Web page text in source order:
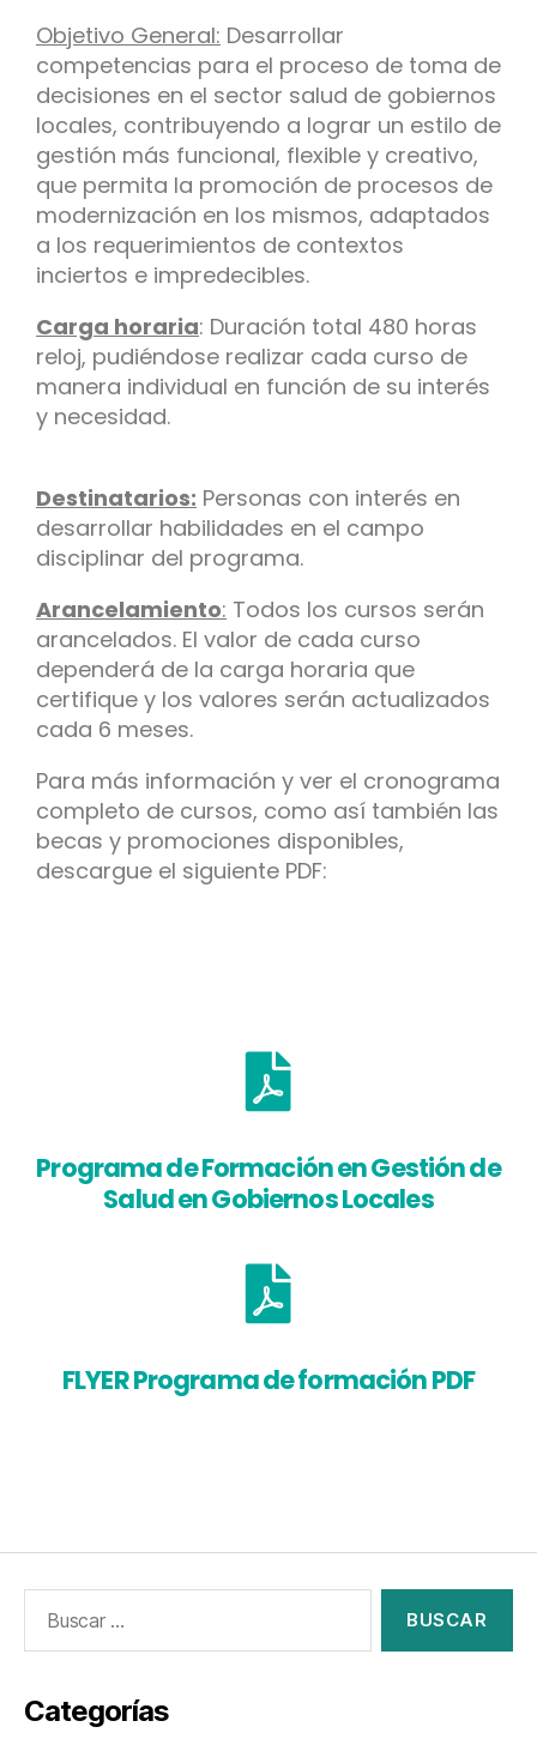
Objetivo General: Desarrollar
competencias para el proceso de toma de
decisiones en el sector salud de gobiernos
locales, contribuyendo a lograr un estilo de
gestión más funcional, flexible y creativo,
que permita la promoción de procesos de
modernización en los mismos, adaptados
a los requerimientos de contextos
inciertos e impredecibles.
Carga horaria: Duración total 480 horas
reloj, pudiéndose realizar cada curso de
manera individual en función de su interés
y necesidad.
Destinatarios: Personas con interés en
desarrollar habilidades en el campo
disciplinar del programa.
Arancelamiento: Todos los cursos serán
arancelados. El valor de cada curso
dependerá de la carga horaria que
certifique y los valores serán actualizados
cada 6 meses.
Para más información y ver el cronograma
completo de cursos, como así también las
becas y promociones disponibles,
descargue el siguiente PDF:
Programa de Formación en Gestión de
Salud en Gobiernos Locales
FLYER Programa de formación PDF
Categorías